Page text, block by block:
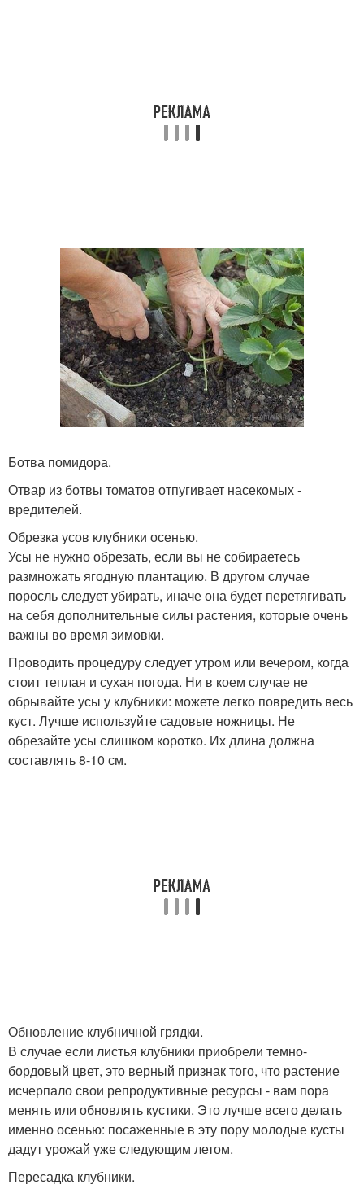
Ботва помидора.
Отвар из ботвы томатов отпугивает насекомых -
вредителей.
Обрезка усов клубники осенью.
Усы не нужно обрезать, если вы не собираетесь
размножать ягодную плантацию. В другом случае
поросль следует убирать, иначе она будет перетягивать
на себя дополнительные силы растения, которые очень
важны во время зимовки.
Проводить процедуру следует утром или вечером, когда
стоит теплая и сухая погода. Ни в коем случае не
обрывайте усы у клубники: можете легко повредить весь
куст. Лучше используйте садовые ножницы. Не
обрезайте усы слишком коротко. Их длина должна
составлять 8-10 см.
Обновление клубничной грядки.
В случае если листья клубники приобрели темно-
бордовый цвет, это верный признак того, что растение
исчерпало свои репродуктивные ресурсы - вам пора
менять или обновлять кустики. Это лучше всего делать
именно осенью: посаженные в эту пору молодые кусты
дадут урожай уже следующим летом.
Пересадка клубники.